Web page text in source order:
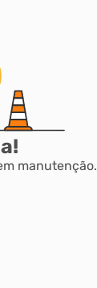
manutenção.